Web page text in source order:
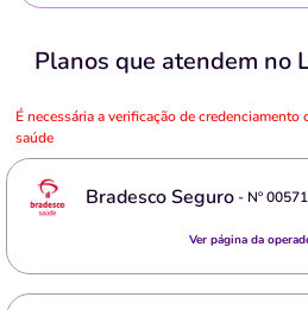
Planos que atendem no
É necessária a verificação de
saúde
Bradesco Seguro- Nº
Ver página da